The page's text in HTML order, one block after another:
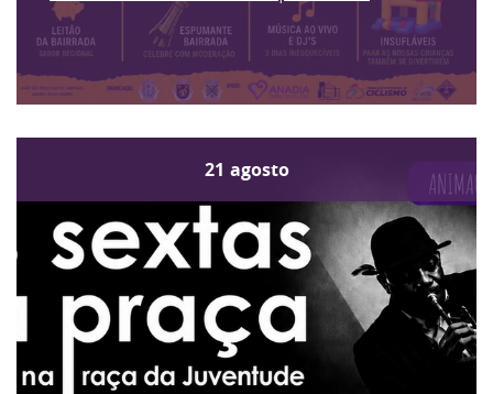
21 agosto